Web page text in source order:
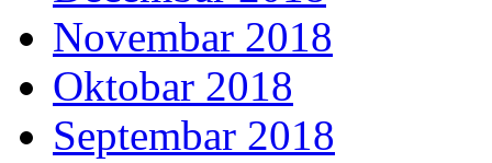
Novembar 2018
Oktobar 2018
Septembar 2018